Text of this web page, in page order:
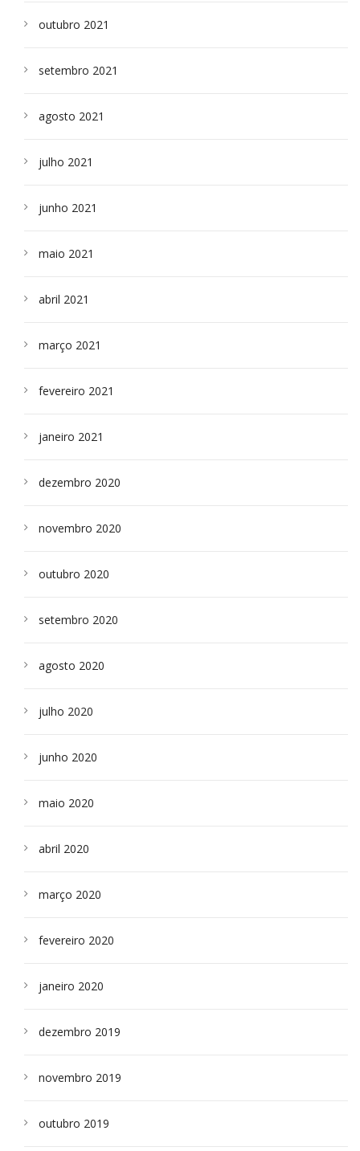
outubro 2021
setembro 2021
agosto 2021
julho 2021
junho 2021
maio 2021
abril 2021
março 2021
fevereiro 2021
janeiro 2021
dezembro 2020
novembro 2020
outubro 2020
setembro 2020
agosto 2020
julho 2020
junho 2020
maio 2020
abril 2020
março 2020
fevereiro 2020
janeiro 2020
dezembro 2019
novembro 2019
outubro 2019